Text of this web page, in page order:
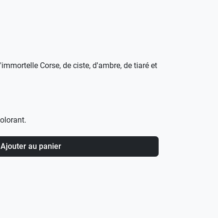
Corse, de ciste, d'ambre, de tiaré et
Ajouter au panier